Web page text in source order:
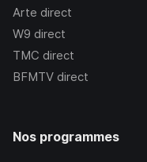
Arte direct
W9 direct
TMC direct
BFMTV direct
Nos programmes